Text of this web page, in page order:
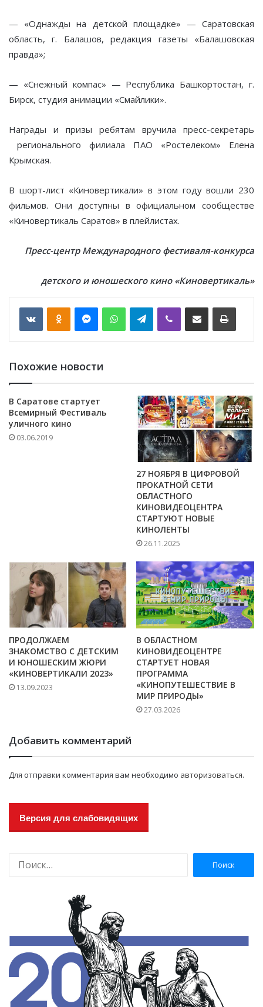
— «Однажды на детской площадке» — Саратовская
область, г. Балашов, редакция газеты «Балашовская
правда»;
— «Снежный компас» — Республика Башкортостан, г.
Бирск, студия анимации «Смайлики».
Награды и призы ребятам вручила пресс-секретарь
регионального филиала ПАО «Ростелеком» Елена
Крымская.
В шорт-лист «Киновертикали» в этом году вошли 230
фильмов. Они доступны в официальном сообществе
«Киновертикаль Саратов» в плейлистах.
Пресс-центр Международного фестиваля-конкурса
детского и юношеского кино «Киновертикаль»
VKontakte WhatsApp Telegram
Похожие новости
В Саратове стартует
Всемирный Фестиваль
уличного кино
03.06.2019
27 НОЯБРЯ В ЦИФРОВОЙ
ПРОКАТНОЙ СЕТИ
ОБЛАСТНОГО
КИНОВИДЕОЦЕНТРА
СТАРТУЮТ НОВЫЕ
КИНОЛЕНТЫ
26.11.2025
ПРОДОЛЖАЕМ
ЗНАКОМСТВО С ДЕТСКИМ
И ЮНОШЕСКИМ ЖЮРИ
«КИНОВЕРТИКАЛИ 2023»
13.09.2023
В ОБЛАСТНОМ
КИНОВИДЕОЦЕНТРЕ
СТАРТУЕТ НОВАЯ
ПРОГРАММА
«КИНОПУТЕШЕСТВИЕ В
МИР ПРИРОДЫ»
27.03.2026
Добавить комментарий
Для отправки комментария вам необходимо авторизоваться.
Версия для слабовидящих